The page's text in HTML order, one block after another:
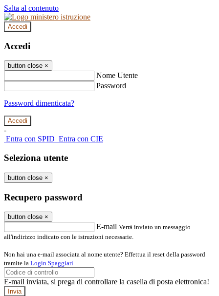
Salta al contenuto
Accedi
Accedi
button close ×
Nome Utente
Password
Password dimenticata?
-
Entra con SPID Entra con CIE
Seleziona utente
button close ×
Recupero password
button close ×
E-mail Verrà inviato un messaggio
all'indirizzo indicato con le istruzioni necessarie.
Non hai una e-mail associata al nome utente? Effettua il reset della password
tramite la Login Spaggiari
E-mail inviata, si prega di controllare la casella di posta elettronica!